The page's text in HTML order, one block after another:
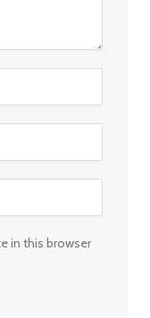
in this browser